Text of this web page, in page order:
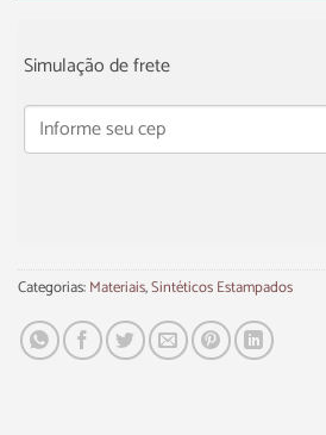
Simulação de frete
Categorias:Materiais,Sintéticos Estampados